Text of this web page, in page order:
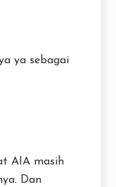
ya sebagai
AIA masih
Dan